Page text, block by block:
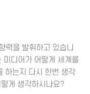
력을 발휘하고 있습니
디어가 어떻게 세계를
하는지 다시 한번 생각
게 생각하시나요?